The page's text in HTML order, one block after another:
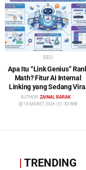
SEO
Apa Itu “Link Genius”
Math? Fitur AI Internal
Linking yang Sedang Viral
di Dunia SEO
AUTHOR: ZAINAL BARAK
14 MARET 2026 | 01:30 WIB
| TRENDING